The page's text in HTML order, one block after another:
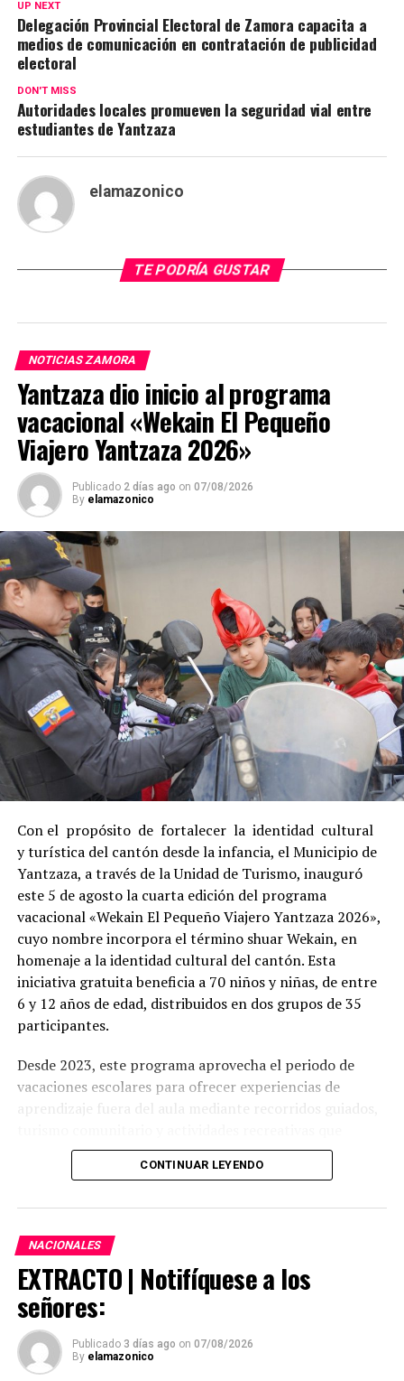
UP NEXT
Delegación Provincial Electoral de Zamora capacita a
medios de comunicación en contratación de publicidad
electoral
DON'T MISS
Autoridades locales promueven la seguridad vial entre
estudiantes de Yantzaza
elamazonico
TE PODRÍA GUSTAR
NOTICIAS ZAMORA
Yantzaza dio inicio al programa
vacacional «Wekain El Pequeño
Viajero Yantzaza 2026»
Publicado 2 días ago on 07/08/2026
By elamazonico
Con el propósito de fortalecer la identidad cultural
y turística del cantón desde la infancia, el Municipio de
Yantzaza, a través de la Unidad de Turismo, inauguró
este 5 de agosto la cuarta edición del programa
vacacional «Wekain El Pequeño Viajero Yantzaza 2026»,
cuyo nombre incorpora el término shuar Wekain, en
homenaje a la identidad cultural del cantón. Esta
iniciativa gratuita beneficia a 70 niños y niñas, de entre
6 y 12 años de edad, distribuidos en dos grupos de 35
participantes.
Desde 2023, este programa aprovecha el periodo de
vacaciones escolares para ofrecer experiencias de
aprendizaje fuera del aula mediante recorridos guiados,
fortalecen el sentido de pertenencia de los
participantes, conocen la historia, el patrimonio y los
Cronograma de actividades de la cuarta edición del
programa vacional
Grupo 1
Miércoles 05 de agosto de
2026
CONTINUAR LEYENDO
NACIONALES
EXTRACTO | Notifíquese a los
señores:
Publicado 3 días ago on 07/08/2026
By elamazonico